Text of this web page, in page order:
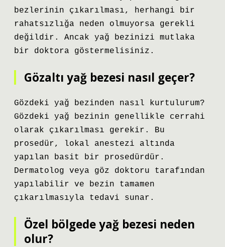
bezlerinin çıkarılması, herhangi bir
rahatsızlığa neden olmuyorsa gerekli
değildir. Ancak yağ bezinizi mutlaka
bir doktora göstermelisiniz.
Gözaltı yağ bezesi nasıl geçer?
Gözdeki yağ bezinden nasıl kurtulurum?
Gözdeki yağ bezinin genellikle cerrahi
olarak çıkarılması gerekir. Bu
prosedür, lokal anestezi altında
yapılan basit bir prosedürdür.
Dermatolog veya göz doktoru tarafından
yapılabilir ve bezin tamamen
çıkarılmasıyla tedavi sunar.
Özel bölgede yağ bezesi neden
olur?